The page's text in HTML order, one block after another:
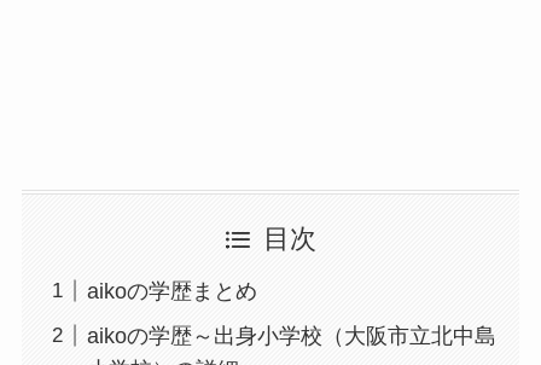
目次
aikoの学歴まとめ
aikoの学歴～出身小学校（大阪市立北中島